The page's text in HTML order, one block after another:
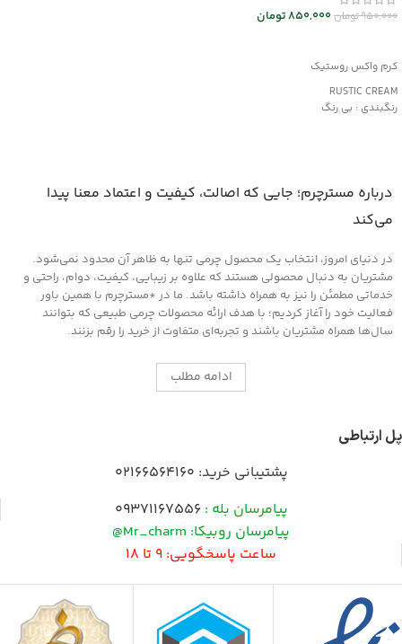
950,000تومان850,000تومان
کرم واکس روستیک
RUSTIC CREAM
رنگبندی : بی رنگ
مناسب کیف و کفش، پوشاک و مبلمان
چرمی
درباره مسترچرم؛ جایی که اصالت، کیفیت و اعتماد معنا پیدا
می‌کند
در دنیای امروز، انتخاب یک محصول چرمی تنها به ظاهر آن محدود نمی‌شود.
مشتریان به دنبال محصولی هستند که علاوه بر زیبایی، کیفیت، دوام، راحتی و
خدماتی مطمئن را نیز به همراه داشته باشد. ما در *مسترچرم با همین باور
فعالیت خود را آغاز کردیم؛ با هدف ارائه محصولات چرمی طبیعی که بتوانند
سال‌ها همراه مشتریان باشند و تجربه‌ای متفاوت از خرید را رقم بزنند.
ادامه مطلب
پل ارتباطی
پشتیبانی خرید: 02166564160
پیامرسان بله : 09371167556
پیامرسان روبیکا: Mr_charm@
ساعت پاسخگویی: 9 تا 18